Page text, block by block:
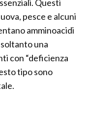
Questi
pesce e alcuni
amminoacidi
una
con “deficienza
tipo sono